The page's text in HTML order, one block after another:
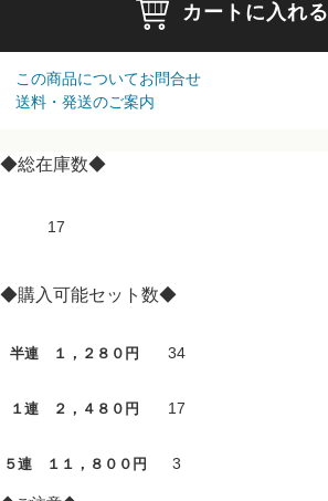
カートに入れる
この商品についてお問合せ
送料・発送のご案内
◆総在庫数◆
17
◆購入可能セット数◆
半連 １，２８０円 34
１連 ２，４８０円 17
５連 １１，８００円 3